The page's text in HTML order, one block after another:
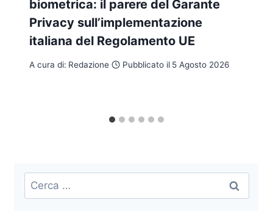
biometrica: il parere del Garante
Privacy sull’implementazione
italiana del Regolamento UE
A cura di: Redazione Pubblicato il 5 Agosto 2026
Ricerca
per: